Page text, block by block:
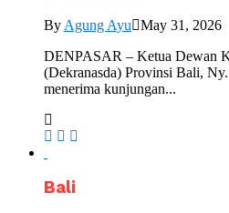
By Agung Ayu
May 31, 2026
DENPASAR – Ketua Dewan
(Dekranasda) Provinsi Bali,
menerima kunjungan...
Bali